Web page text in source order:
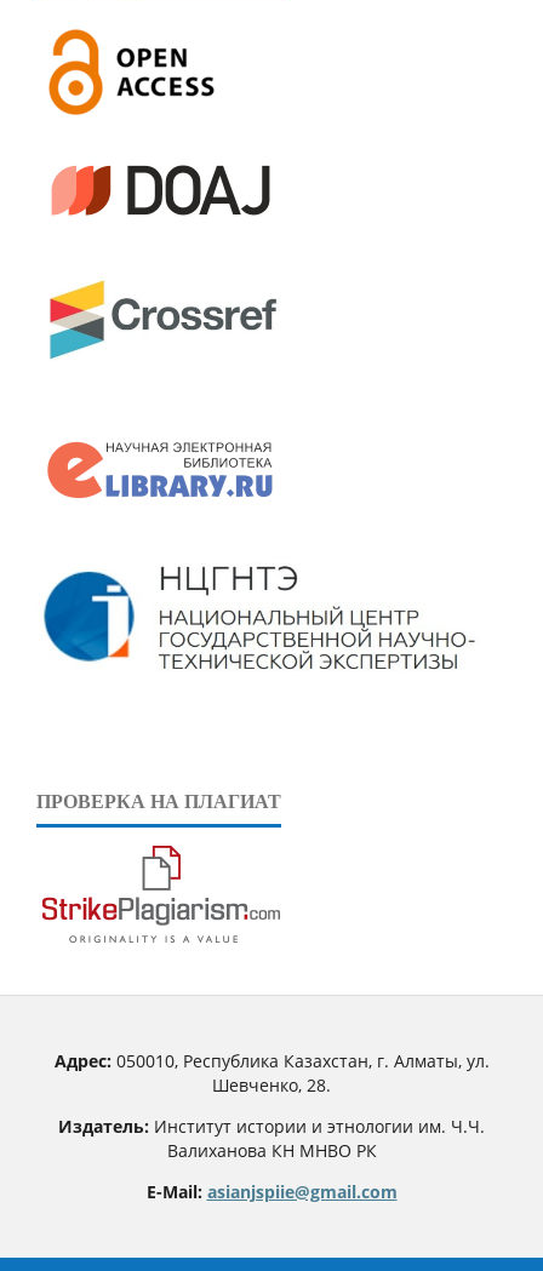
ПРОВЕРКА НА ПЛАГИАТ
Адрес:050010, Республика Казахстан, г. Алматы, ул.
Шевченко, 28.
Издатель: Институт истории и этнологии им. Ч.Ч.
Валиханова КН МНВО РК
E-Mail: asianjspiie@gmail.com